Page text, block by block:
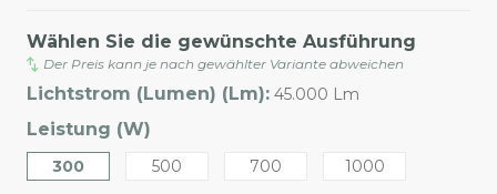
Wählen Sie die gewünschte Ausführung
Der Preis kann je nach gewählter Variante abweichen
Lichtstrom (Lumen) (Lm): 45.000 Lm
Leistung (W)
300 500 700 1000